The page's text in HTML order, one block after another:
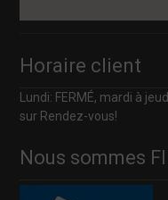
Horaire client
Lundi: FERMÉ, mardi à
sur Rendez-vous!
Nous sommes